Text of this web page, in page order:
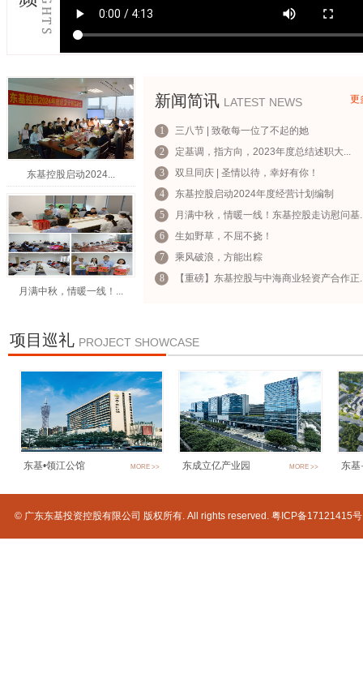
东基控股启动2024...
月满中秋，情暖一线！...
新闻简讯 LATEST NEWS 更
1
三八节 | 致敬每一位了不起的她
2
定基调，指方向，2023年度总结述职大...
3
双旦同庆 | 圣情以待，幸好有你！
4
东基控股启动2024年度经营计划编制
5
月满中秋，情暖一线！东基控股走访慰问基
6
生如野草，不屈不挠！
7
乘风破浪，方能出粽
8
【重磅】东基控股与中海商业轻资产合作正
项目巡礼 PROJECT SHOWCASE
MORE >>
东基•领江公馆 MORE >>
东成立亿产业园 东基·
© 广东东基投资控股有限公司 版权所有. All rights reserved. 粤ICP备17121415号